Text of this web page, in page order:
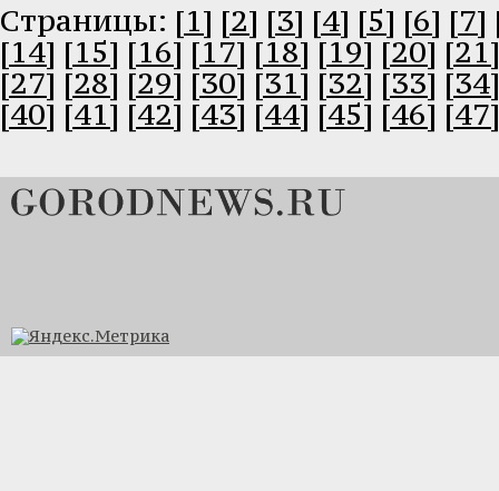
Cтраницы: [1] [2] [3] [4] [5] [6] [7]
[14] [15] [16] [17] [18] [19] [20] [21]
[27] [28] [29] [30] [31] [32] [33] [34]
[40] [41] [42] [43] [44] [45] [46] [47]